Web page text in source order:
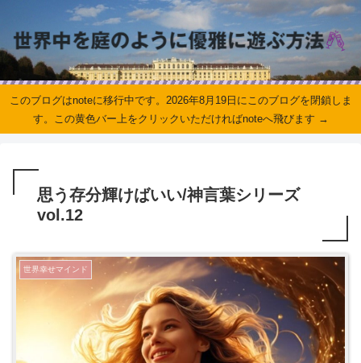
このブログはnoteに移行中です。2026年8月19日にこのブログを閉鎖しま
す。この黄色バー上をクリックいただければnoteへ飛びます →
思う存分輝けばいい/神言葉シリーズ
vol.12
世界幸せマインド